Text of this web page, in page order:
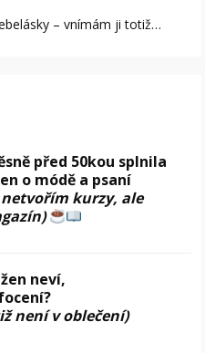
– vnímám ji totiž…
před 50kou splnila
o módě a psaní
kurzy, ale
neví,
není v oblečení)